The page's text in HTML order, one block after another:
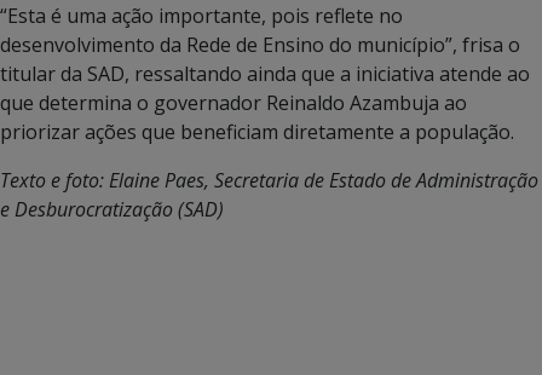
“Esta é uma ação importante, pois reflete no
desenvolvimento da Rede de Ensino do município”, frisa o
titular da SAD, ressaltando ainda que a iniciativa atende ao
que determina o governador Reinaldo Azambuja ao
priorizar ações que beneficiam diretamente a população.
Texto e foto: Elaine Paes, Secretaria de Estado de Administração
e Desburocratização (SAD)